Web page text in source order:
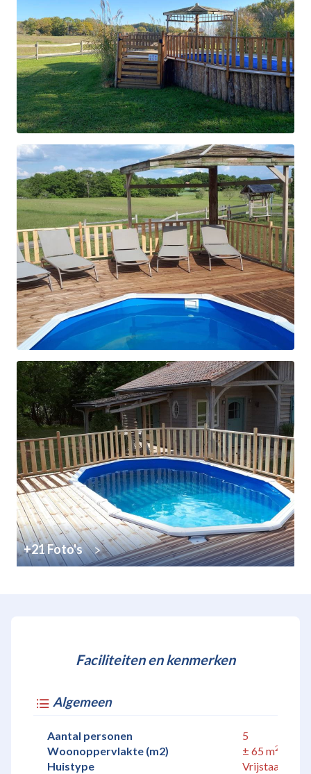
+21 Foto's
Faciliteiten en kenmerken
Algemeen
Aantal personen
5
Woonoppervlakte (m2)
± 65 m2
Huistype Vrijstaand